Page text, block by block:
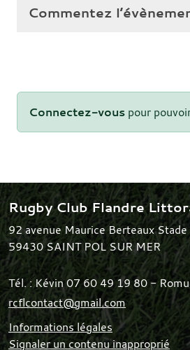
Commentez
Connectez-vous pour
Rugby Club Flandre
92 avenue Maurice Berteaux
59430SAINT POL SUR MER
Tél. : Kévin 07 60 49 19 80 -
rcflcontact@gmail.com
Informations légales
Signaler un contenu inapproprié